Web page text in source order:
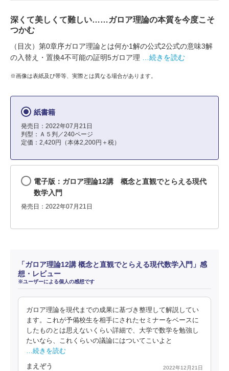
深くて美しくて難しい……ガロア理論の本質を今度こそ
つかむ
（目次）第0章序ガロア理論とは何か1解の公式2公式の意味3解
の入替え・置換4不可能の証明5ガロア理
…続きを読む
※画像は表紙及び帯等、実際とは異なる場合があります。
紙書籍
発売日：2022年07月21日
判型：Ａ５判／240ページ
定価：2,420円（本体2,200円＋税）
電子版：ガロア理論12講 概念と直観でとらえる現代
数学入門
発売日：2022年07月21日
「ガロア理論12講 概念と直観でとらえる現代数学入門」感
想・レビュー
※ユーザーによる個人の感想です
ガロア理論を現代までの成果に基づき整理して解説してい
ます。これが予備校生を相手にされたセミナーをベースに
したものとは思えないくらい詳細で、大学で数学を勉強し
たいなら、これくらいの議論にはついてこいよと
…続きを読む
まえぞう 2022年12月21日